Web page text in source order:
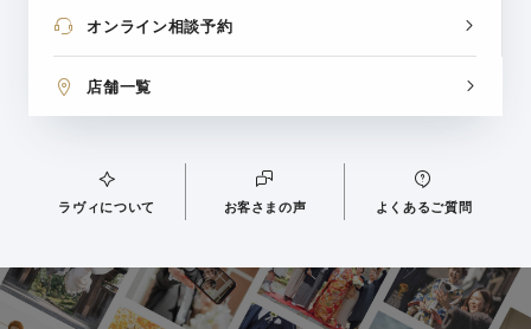
オンライン相談予約
店舗一覧
ラヴィについて お客さまの声 よくあるご質問